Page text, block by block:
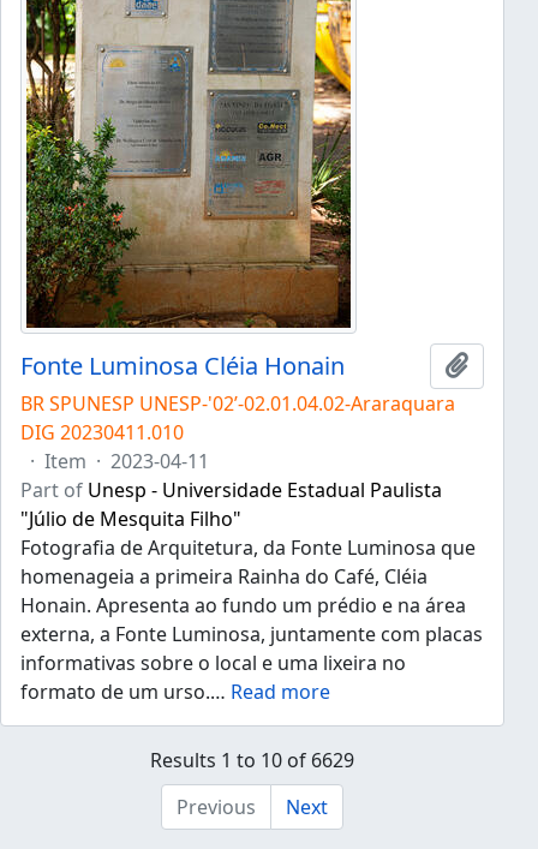
Fonte Luminosa Cléia Honain
Add to
BR SPUNESP UNESP-'02’-02.01.04.02-Araraquara
DIG 20230411.010
· Item · 2023-04-11
Part of Unesp - Universidade Estadual Paulista
"Júlio de Mesquita Filho"
Fotografia de Arquitetura, da Fonte Luminosa que
homenageia a primeira Rainha do Café, Cléia
Honain. Apresenta ao fundo um prédio e na área
externa, a Fonte Luminosa, juntamente com placas
informativas sobre o local e uma lixeira no
formato de um urso.… Read more
Results 1 to 10 of 6629
Previous
Next